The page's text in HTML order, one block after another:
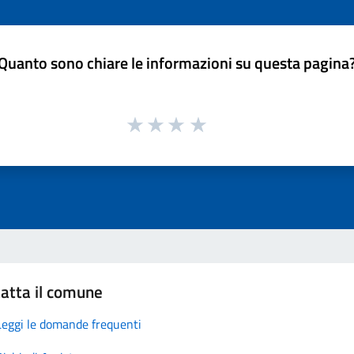
sono chiare le informazioni su questa
il comune
le domande frequenti